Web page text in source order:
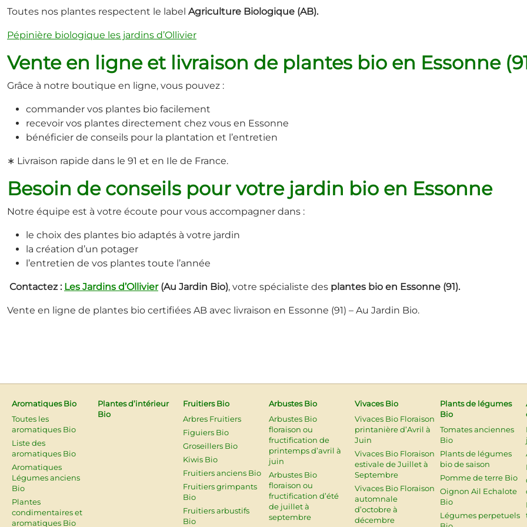
Toutes nos plantes respectent le label Agriculture Biologique (AB).
Pépinière biologique les jardins d’Ollivier
Vente en ligne et livraison de plantes bio en Essonne
Grâce à notre boutique en ligne, vous pouvez :
commander vos plantes bio facilement
recevoir vos plantes directement chez vous en Essonne
bénéficier de conseils pour la plantation et l’entretien
∗ Livraison rapide dans le 91 et en Ile de France.
Besoin de conseils pour votre jardin bio en Essonne
Notre équipe est à votre écoute pour vous accompagner dans :
le choix des plantes bio adaptés à votre jardin
la création d’un potager
l’entretien de vos plantes toute l’année
Contactez : Les Jardins d’Ollivier(Au Jardin Bio), votre spécialiste des plantes bio en Essonne (91).
Vente en ligne de plantes bio certifiées AB avec livraison en Essonne (91) – Au Jardin Bio.
Aromatiques Bio
Toutes les
aromatiques Bio
Liste des
aromatiques Bio
Aromatiques
Légumes anciens
Bio
Plantes
condimentaires et
aromatiques Bio
Plantes d’intérieur
Bio
Fruitiers Bio
Arbres Fruitiers
Figuiers Bio
Groseillers Bio
Kiwis Bio
Fruitiers anciens Bio
Fruitiers grimpants
Bio
Fruitiers arbustifs
Bio
Arbustes Bio
Arbustes Bio
floraison ou
fructification de
printemps d’avril à
juin
Arbustes Bio
floraison ou
fructification d’été
de juillet à
septembre
Vivaces Bio
Vivaces Bio Floraison
printanière d’Avril à
Juin
Vivaces Bio Floraison
estivale de Juillet à
Septembre
Vivaces Bio Floraison
automnale
d’octobre à
décembre
Plants de légumes
Bio
Tomates anciennes
Bio
Plants de légumes
bio de saison
Pomme de terre Bio
Oignon Ail Echalote
Bio
Légumes perpetuels